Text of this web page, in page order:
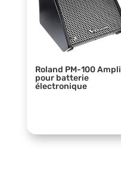
Roland PM-100 Ampli
pour batterie
électronique